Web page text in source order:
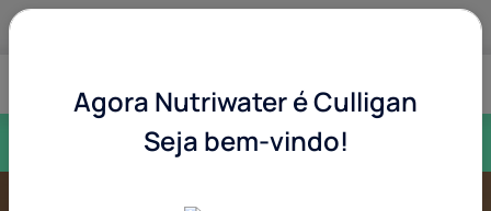
Escolha o dispensador ideal para a sua casa. Aproveite
aluguer desde 0,99€.
Agora Nutriwater é Culligan
Seja bem-vindo!